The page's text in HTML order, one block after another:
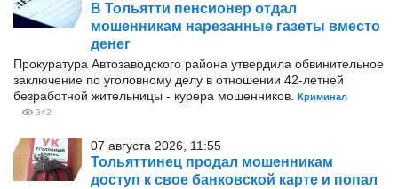
В Тольятти пенсионер отдал
мошенникам нарезанные газеты вместо
денег
Прокуратура Автозаводского района утвердила обвинительное
заключение по уголовному делу в отношении 42-летней
безработной жительницы - курера мошенников.
Криминал
342
07 августа 2026, 11:55
Тольяттинец продал мошенникам
доступ к свое банковской карте и попал